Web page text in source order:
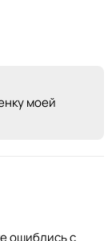
моей
ошиблись с